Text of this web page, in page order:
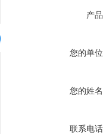
产
您的单
您的姓
联系电